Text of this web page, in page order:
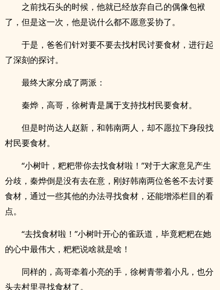
之前找石头的时候，他就已经放弃自己的偶像包袱
了，但是这一次，他是说什么都不愿意妥协了。
于是，爸爸们针对要不要去找村民讨要食材，进行起
了深刻的探讨。
最终大家分成了两派：
秦烨，高哥，徐树青是属于支持找村民要食材。
但是时尚达人赵新，和韩南两人，却不愿拉下身段找
村民要食材。
“小树叶，粑粑带你去找食材啦！”对于大家意见产生
分歧，秦烨倒是没有去在意，刚好韩南两位爸爸不去讨要
食材，通过一些其他的办法寻找食材，还能增添栏目的看
点。
“去找食材啦！”小树叶开心的雀跃道，毕竟粑粑在她
的心中最伟大，粑粑说啥就是啥！
同样的，高哥牵着小亮的手，徐树青带着小凡，也分
头去村里寻找食材了。